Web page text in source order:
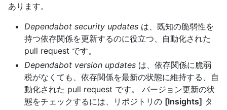
あります。
Dependabot security updates は、既知の脆弱性を
持つ依存関係を更新するのに役立つ、自動化された
pull request です。
Dependabot version updates は、依存関係に脆弱
税がなくても、依存関係を最新の状態に維持する、自
動化された pull request です。 バージョン更新の状
態をチェックするには、リポジトリの [Insights] タ